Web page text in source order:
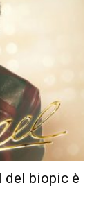
del biopic è